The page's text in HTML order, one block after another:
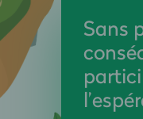
Sans